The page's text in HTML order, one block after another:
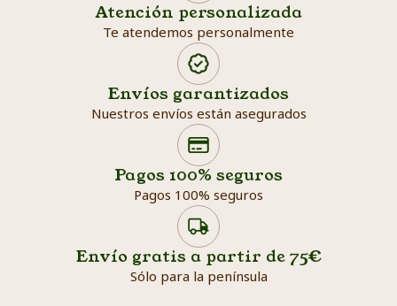
Atención personalizada
Te atendemos personalmente
Envíos garantizados
Nuestros envíos están asegurados
Pagos 100% seguros
Pagos 100% seguros
Envío gratis a partir de 75€
Sólo para la península
Search products